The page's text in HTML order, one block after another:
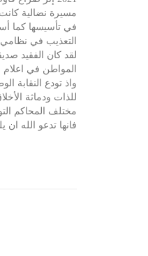
مسيرة نضالية
في تأسيسها كما
التعذيب في
لقد كان الفقيد
المواطن في
واذ تودع النقابة
للذات ودماثة
مختلف المحاكم
فانها تدعو الله